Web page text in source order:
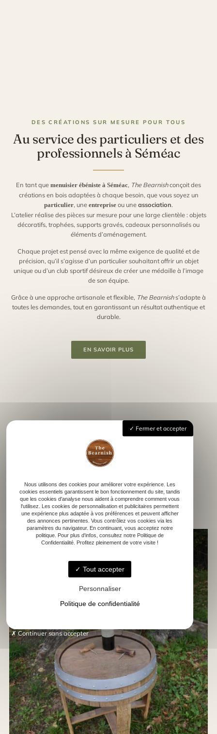
DES CRÉATIONS SUR MESURE POUR TOUS
Au service des particuliers et des
professionnels à Séméac
En tant que menuisier ébéniste à Séméac, The Bearnishconçoit des
créations en bois adaptées à chaque besoin, que vous soyez un
particulier, une entreprise ou uneassociation.
L’atelier réalise des pièces sur mesure pour une large clientèle : objets
décoratifs, trophées, supports gravés, cadeaux personnalisés ou
éléments d’aménagement.
Chaque projet est pensé avec la même exigence de qualité et de
précision, qu’il s’agisse d’un particulier souhaitant offrir un objet
unique ou d’un club sportif désireux de créer une médaille à l’image
de son équipe.
Grâce à une approche artisanale et flexible, The Bearnishs’adapte à
toutes les demandes, tout en garantissant un résultat authentique et
durable.
EN SAVOIR PLUS
Nos réalisations
Fermer et accepter
Nous utilisons des cookies pour améliorer votre expérience. Les
cookies essentiels garantissent le bon fonctionnement du site, tandis
que les cookies d'analyse nous aident à comprendre comment vous
l'utilisez. Les cookies de personnalisation et publicitaires permettent
une expérience plus adaptée à vos préférences et peuvent afficher
des annonces pertinentes. Vous contrôlez vos cookies via les
paramètres du navigateur. En continuant, vous acceptez notre
politique. Pour plus d'infos, consultez notre Politique de
Confidentialité. Profitez pleinement de votre visite !
Tout accepter
Personnaliser
Politique de confidentialité
Continuer sans accepter